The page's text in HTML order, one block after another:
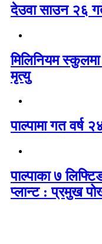
देउवा साउन २६
मिलिनियम
मृत्यु
पाल्पामा गत वर्ष
पाल्पाका ७
प्लान्ट : प्रमुख